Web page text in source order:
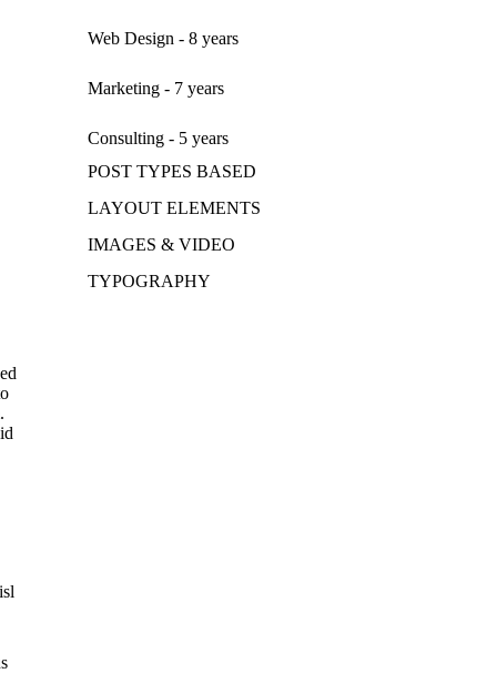
Web Design - 8 years
Marketing - 7 years
Consulting - 5 years
POST TYPES BASED
LAYOUT ELEMENTS
IMAGES & VIDEO
TYPOGRAPHY